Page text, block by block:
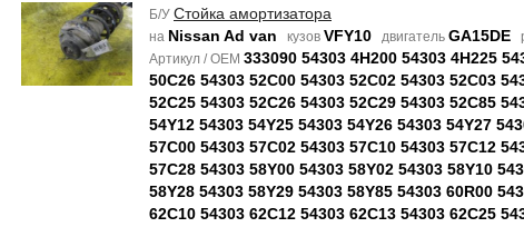
Б/У Стойка амортизатора
на Nissan Ad van кузов VFY10 двигатель GA15DE
Артикул / OEM 333090 54303 4H200 54303 4H225
50C26 54303 52C00 54303 52C02 54303 52C03
52C25 54303 52C26 54303 52C29 54303 52C85
54Y12 54303 54Y25 54303 54Y26 54303 54Y27
57C00 54303 57C02 54303 57C10 54303 57C12
57C28 54303 58Y00 54303 58Y02 54303 58Y10
58Y28 54303 58Y29 54303 58Y85 54303 60R00
62C10 54303 62C12 54303 62C13 54303 62C25